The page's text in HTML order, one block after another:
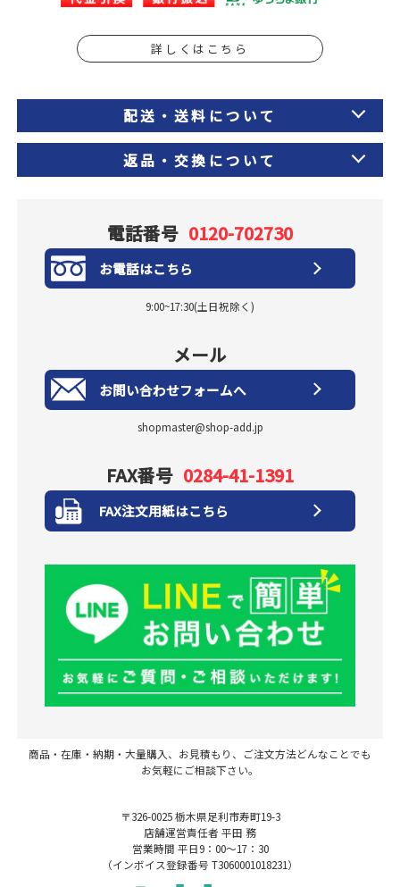
詳しくはこちら
配送・送料について
返品・交換について
電話番号 0120-702730
お電話はこちら
9:00~17:30(土日祝除く)
メール
お問い合わせフォームへ
shopmaster@shop-add.jp
FAX番号 0284-41-1391
FAX注文用紙はこちら
商品・在庫・納期・大量購入、お見積もり、ご注文方法どんなことでも
お気軽にご相談下さい。
〒326-0025 栃木県足利市寿町19-3
店舗運営責任者 平田 務
営業時間 平日9：00～17：30
（インボイス登録番号 T3060001018231）